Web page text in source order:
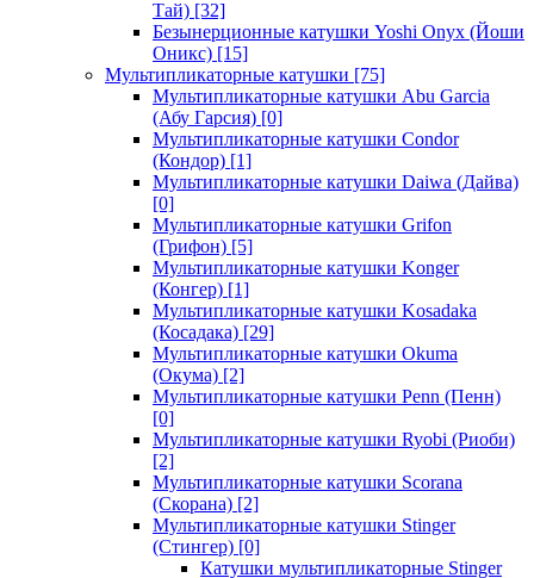
Тай) [32]
Безынерционные катушки Yoshi Onyx (Йоши
Оникс) [15]
Мультипликаторные катушки [75]
Мультипликаторные катушки Abu Garcia
(Абу Гарсия) [0]
Мультипликаторные катушки Condor
(Кондор) [1]
Мультипликаторные катушки Daiwa (Дайва)
[0]
Мультипликаторные катушки Grifon
(Грифон) [5]
Мультипликаторные катушки Konger
(Конгер) [1]
Мультипликаторные катушки Kosadaka
(Косадака) [29]
Мультипликаторные катушки Okuma
(Окума) [2]
Мультипликаторные катушки Penn (Пенн)
[0]
Мультипликаторные катушки Ryobi (Риоби)
[2]
Мультипликаторные катушки Scorana
(Скорана) [2]
Мультипликаторные катушки Stinger
(Стингер) [0]
Катушки мультипликаторные Stinger